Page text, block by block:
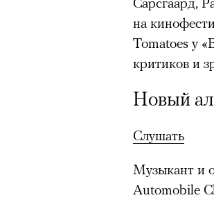
на
Tomatoes у
критиков и
Новый
Слушать
Музыкант и
Automobile
человеком,
планеты без